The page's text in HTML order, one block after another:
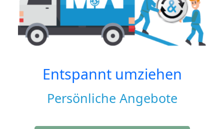
Entspannt umziehen
Persönliche Angebote